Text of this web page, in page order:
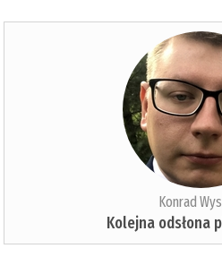
Konrad
Kolejna odsłona